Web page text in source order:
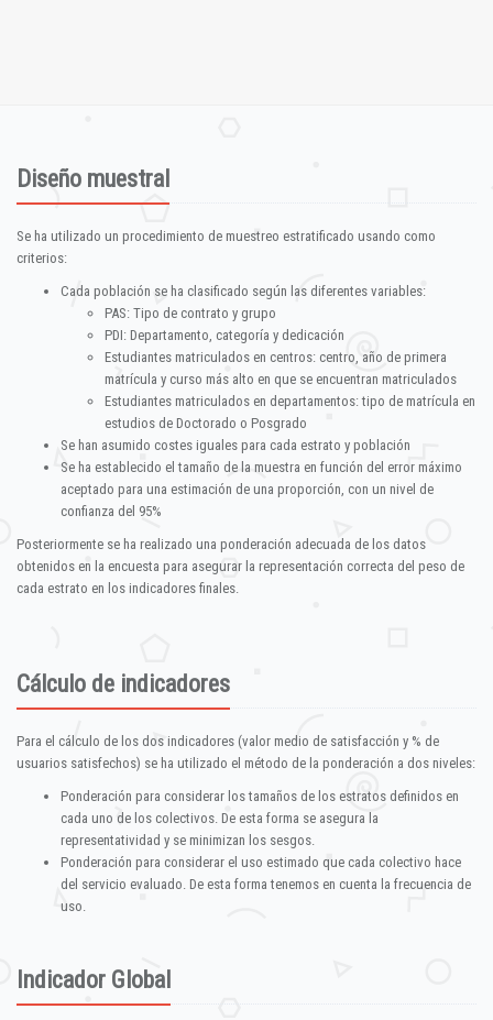
Diseño muestral
Se ha utilizado un procedimiento de muestreo estratificado usando como
criterios:
Cada población se ha clasificado según las diferentes variables:
PAS: Tipo de contrato y grupo
PDI: Departamento, categoría y dedicación
Estudiantes matriculados en centros: centro, año de primera
matrícula y curso más alto en que se encuentran matriculados
Estudiantes matriculados en departamentos: tipo de matrícula en
estudios de Doctorado o Posgrado
Se han asumido costes iguales para cada estrato y población
Se ha establecido el tamaño de la muestra en función del error máximo
aceptado para una estimación de una proporción, con un nivel de
confianza del 95%
Posteriormente se ha realizado una ponderación adecuada de los datos
obtenidos en la encuesta para asegurar la representación correcta del peso de
cada estrato en los indicadores finales.
Cálculo de indicadores
Para el cálculo de los dos indicadores (valor medio de satisfacción y % de
usuarios satisfechos) se ha utilizado el método de la ponderación a dos niveles:
Ponderación para considerar los tamaños de los estratos definidos en
cada uno de los colectivos. De esta forma se asegura la
representatividad y se minimizan los sesgos.
Ponderación para considerar el uso estimado que cada colectivo hace
del servicio evaluado. De esta forma tenemos en cuenta la frecuencia de
uso.
Indicador Global